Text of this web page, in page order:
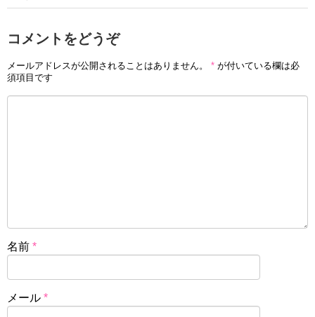
コメントをどうぞ
メールアドレスが公開されることはありません。 * が付いている欄は必
須項目です
名前 *
メール *